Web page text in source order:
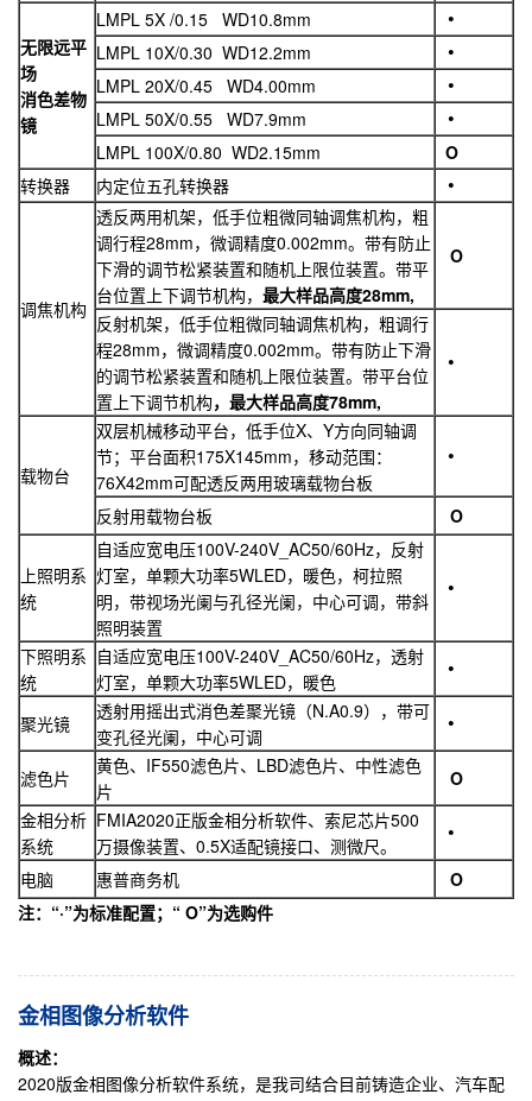
无限远平
场
消色差物
镜
LMPL 5X /0.15 WD10.8mm
LMPL 10X/0.30 WD12.2mm
LMPL 20X/0.45 WD4.00mm
LMPL 50X/0.55 WD7.9mm
LMPL 100X/0.80 WD2.15mm
O
转换器
内定位五孔转换器
调焦机构
透反两用机架，低手位粗微同轴调焦机构，粗
调行程28mm，微调精度0.002mm。带有防止
下滑的调节松紧装置和随机上限位装置。带平
台位置上下调节机构， 最大样品高度28mm,
O
反射机架，低手位粗微同轴调焦机构，粗调行
程28mm，微调精度0.002mm。带有防止下滑
的调节松紧装置和随机上限位装置。带平台位
置上下调节机构，最大样品高度78mm,
载物台
双层机械移动平台，低手位X、Y方向同轴调
节；平台面积175X145mm，移动范围：
76X42mm可配透反两用玻璃载物台板
反射用载物台板
O
上照明系
统
自适应宽电压100V-240V_AC50/60Hz，反射
灯室，单颗大功率5WLED，暖色，柯拉照
明，带视场光阑与孔径光阑，中心可调，带斜
照明装置
下照明系
统
自适应宽电压100V-240V_AC50/60Hz，透射
灯室，单颗大功率5WLED，暖色
聚光镜
透射用摇出式消色差聚光镜（N.A0.9），带可
变孔径光阑，中心可调
滤色片
黄色、IF550滤色片、LBD滤色片、中性滤色
片
O
金相分析
系统
FMIA2020正版金相分析软件、索尼芯片500
万摄像装置、0.5X适配镜接口、测微尺。
电脑
惠普商务机
O
注：“·”为标准配置；“ O”为选购件
金相图像分析软件
概述：
2020版金相图像分析软件系统，是我司结合目前铸造企业、汽车配